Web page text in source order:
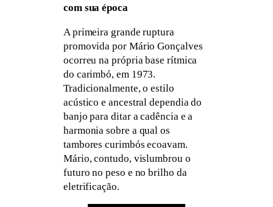
com sua época
A primeira grande ruptura
promovida por Mário Gonçalves
ocorreu na própria base rítmica
do carimbó, em 1973.
Tradicionalmente, o estilo
acústico e ancestral dependia do
banjo para ditar a cadência e a
harmonia sobre a qual os
tambores curimbós ecoavam.
Mário, contudo, vislumbrou o
futuro no peso e no brilho da
eletrificação.